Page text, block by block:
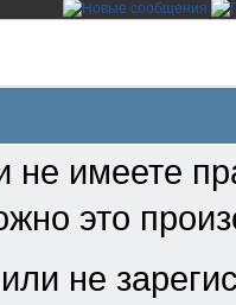
имеете
это
не